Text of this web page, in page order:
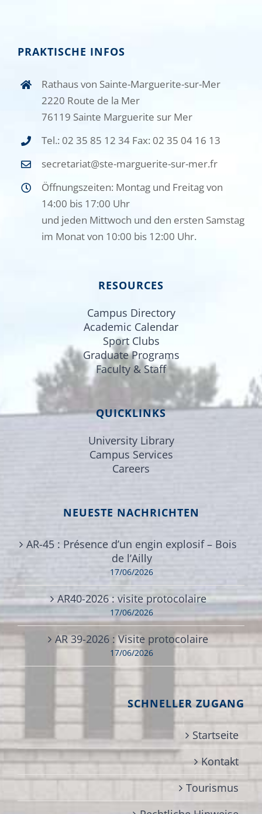
PRAKTISCHE INFOS
Rathaus von Sainte-Marguerite-sur-Mer
2220 Route de la Mer
76119 Sainte Marguerite sur Mer
Tel.: 02 35 85 12 34 Fax: 02 35 04 16 13
secretariat@ste-marguerite-sur-mer.fr
Öffnungszeiten: Montag und Freitag von
14:00 bis 17:00 Uhr
und jeden Mittwoch und den ersten Samstag
im Monat von 10:00 bis 12:00 Uhr.
RESOURCES
Campus Directory
Academic Calendar
Sport Clubs
Graduate Programs
Faculty & Staff
QUICKLINKS
University Library
Campus Services
Careers
NEUESTE NACHRICHTEN
AR-45 : Présence d’un engin explosif – Bois
de l’Ailly
17/06/2026
AR40-2026 : visite protocolaire
17/06/2026
AR 39-2026 : Visite protocolaire
17/06/2026
SCHNELLER ZUGANG
Startseite
Kontakt
Tourismus